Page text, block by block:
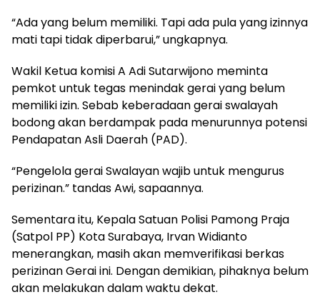
“Ada yang belum memiliki. Tapi ada pula yang izinnya
mati tapi tidak diperbarui,” ungkapnya.
Wakil Ketua komisi A Adi Sutarwijono meminta
pemkot untuk tegas menindak gerai yang belum
memiliki izin. Sebab keberadaan gerai swalayah
bodong akan berdampak pada menurunnya potensi
Pendapatan Asli Daerah (PAD).
“Pengelola gerai Swalayan wajib untuk mengurus
perizinan.” tandas Awi, sapaannya.
Sementara itu, Kepala Satuan Polisi Pamong Praja
(Satpol PP) Kota Surabaya, Irvan Widianto
menerangkan, masih akan memverifikasi berkas
perizinan Gerai ini. Dengan demikian, pihaknya belum
akan melakukan dalam waktu dekat.